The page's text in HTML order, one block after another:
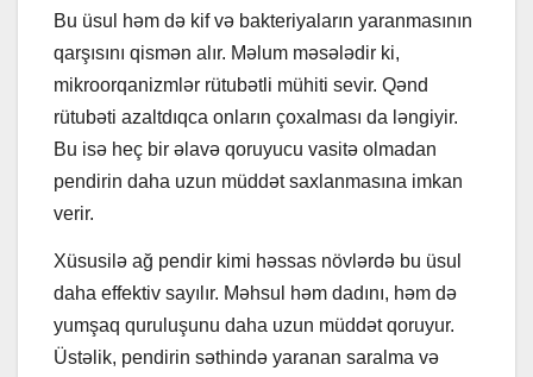
Bu üsul həm də kif və bakteriyaların yaranmasının
qarşısını qismən alır. Məlum məsələdir ki,
mikroorqanizmlər rütubətli mühiti sevir. Qənd
rütubəti azaltdıqca onların çoxalması da ləngiyir.
Bu isə heç bir əlavə qoruyucu vasitə olmadan
pendirin daha uzun müddət saxlanmasına imkan
verir.
Xüsusilə ağ pendir kimi həssas növlərdə bu üsul
daha effektiv sayılır. Məhsul həm dadını, həm də
yumşaq quruluşunu daha uzun müddət qoruyur.
Üstəlik, pendirin səthində yaranan saralma və